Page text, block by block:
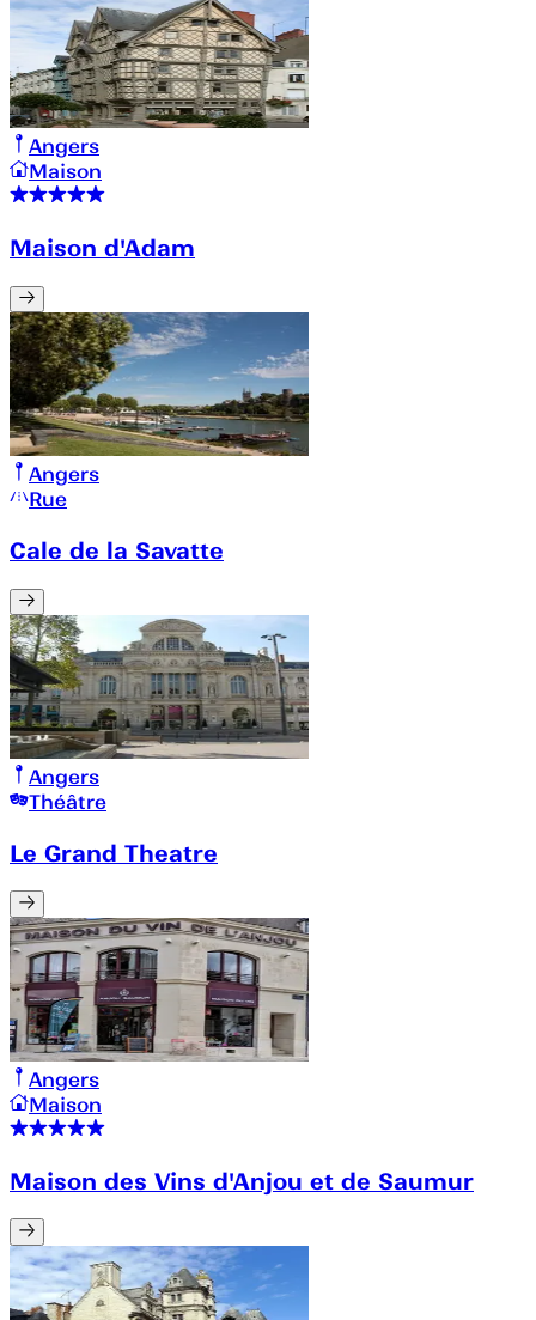
Angers
Maison
Maison d'Adam
Angers
Rue
Cale de la Savatte
Angers
Théâtre
Le Grand Theatre
Angers
Maison
Maison des Vins d'Anjou et de Saumur